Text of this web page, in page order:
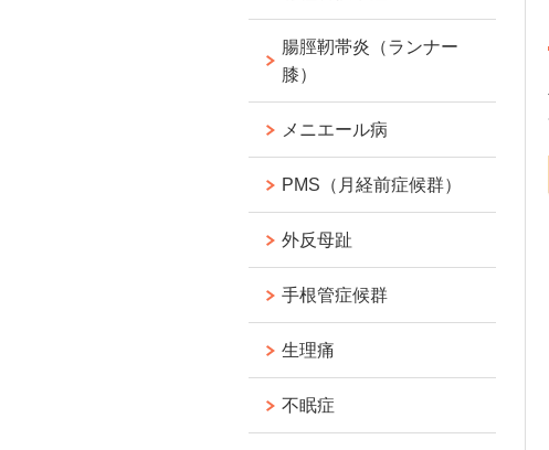
腸脛靭帯炎（ランナー
膝）
メニエール病
PMS（月経前症候群）
外反母趾
手根管症候群
生理痛
不眠症